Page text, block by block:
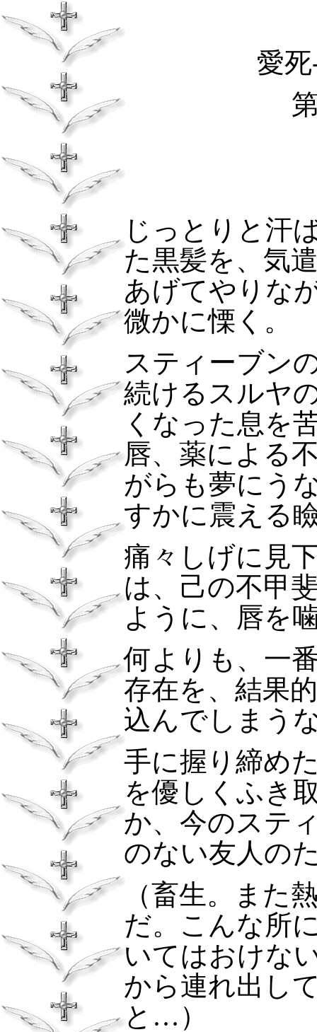
愛死
じっとりと汗
た黒髪を、気
あげてやりな
微かに慄く。
スティーブン
続けるスルヤ
くなった息を
唇、薬による
がらも夢にう
すかに震える
痛々しげに見
は、己の不甲
ように、唇を
何よりも、一
存在を、結果
込んでしまう
手に握り締め
を優しくふき
か、今のステ
のない友人の
（畜生。また
だ。こんな所
いてはおけな
から連れ出し
と…）